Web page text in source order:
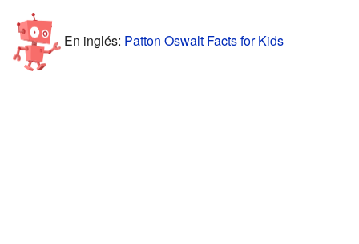
En inglés: Patton Oswalt Facts for Kids